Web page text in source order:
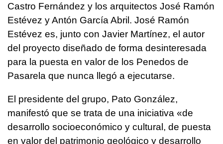
Castro Fernández y los arquitectos José Ramón
Estévez y Antón García Abril. José Ramón
Estévez es, junto con Javier Martínez, el autor
del proyecto diseñado de forma desinteresada
para la puesta en valor de los Penedos de
Pasarela que nunca llegó a ejecutarse.
El presidente del grupo, Pato González,
manifestó que se trata de una iniciativa «de
desarrollo socioeconómico y cultural, de puesta
en valor del patrimonio geológico y desarrollo